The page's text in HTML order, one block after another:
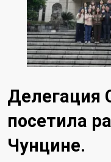
Делегация
посетила
Чунцине.